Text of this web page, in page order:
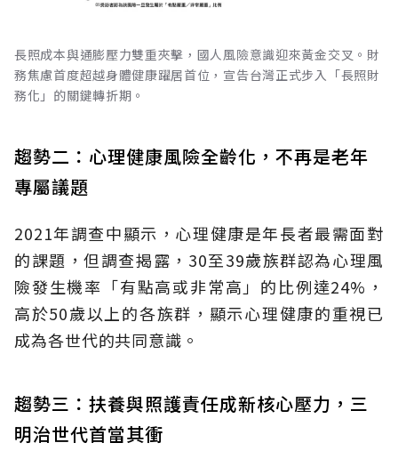
長照成本與通膨壓力雙重夾擊，國人風險意識迎來黃金交叉。財
務焦慮首度超越身體健康躍居首位，宣告台灣正式步入「長照財
務化」的關鍵轉折期。
趨勢二：心理健康風險全齡化，不再是老年
專屬議題
2021年調查中顯示，心理健康是年長者最需面對
的課題，但調查揭露，30至39歲族群認為心理風
險發生機率「有點高或非常高」的比例達24%，
高於50歲以上的各族群，顯示心理健康的重視已
成為各世代的共同意識。
趨勢三：扶養與照護責任成新核心壓力，三
明治世代首當其衝